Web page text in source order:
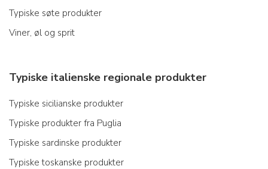
Typiske søte produkter
Viner, øl og sprit
Typiske italienske regionale produkter
Typiske sicilianske produkter
Typiske produkter fra Puglia
Typiske sardinske produkter
Typiske toskanske produkter